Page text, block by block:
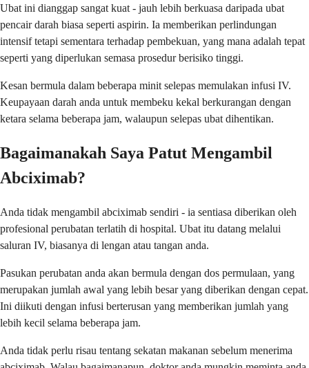
Ubat ini dianggap sangat kuat - jauh lebih berkuasa daripada ubat
pencair darah biasa seperti aspirin. Ia memberikan perlindungan
intensif tetapi sementara terhadap pembekuan, yang mana adalah tepat
seperti yang diperlukan semasa prosedur berisiko tinggi.
Kesan bermula dalam beberapa minit selepas memulakan infusi IV.
Keupayaan darah anda untuk membeku kekal berkurangan dengan
ketara selama beberapa jam, walaupun selepas ubat dihentikan.
Bagaimanakah Saya Patut Mengambil
Abciximab?
Anda tidak mengambil abciximab sendiri - ia sentiasa diberikan oleh
profesional perubatan terlatih di hospital. Ubat itu datang melalui
saluran IV, biasanya di lengan atau tangan anda.
Pasukan perubatan anda akan bermula dengan dos permulaan, yang
merupakan jumlah awal yang lebih besar yang diberikan dengan cepat.
Ini diikuti dengan infusi berterusan yang memberikan jumlah yang
lebih kecil selama beberapa jam.
Anda tidak perlu risau tentang sekatan makanan sebelum menerima